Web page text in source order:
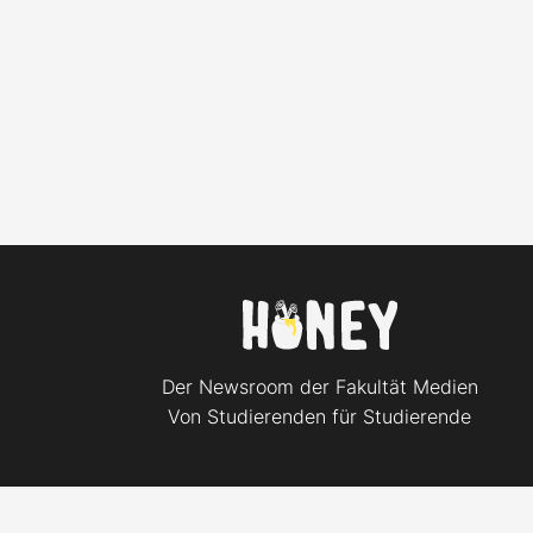
Der Newsroom der Fakultät Medien
Von Studierenden für Studierende